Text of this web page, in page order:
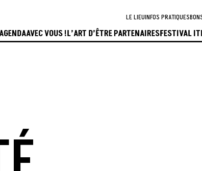
LE LIEUINFOS PRATIQUES
AVEC VOUS !L’ART D’ÊTRE PARTENAIRESFESTIVAL